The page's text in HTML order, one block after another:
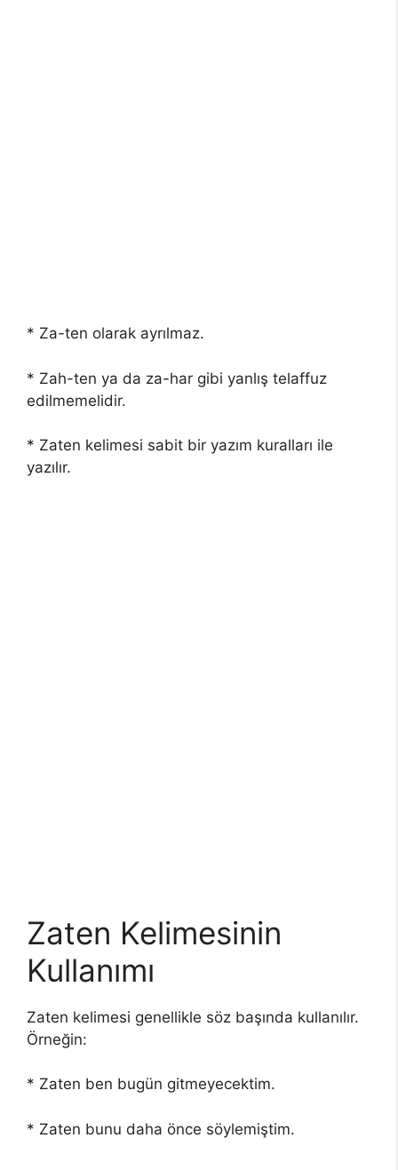
* Za-ten olarak ayrılmaz.
* Zah-ten ya da za-har gibi yanlış telaffuz
edilmemelidir.
* Zaten kelimesi sabit bir yazım kuralları ile
yazılır.
Zaten Kelimesinin
Kullanımı
Zaten kelimesi genellikle söz başında kullanılır.
Örneğin:
* Zaten ben bugün gitmeyecektim.
* Zaten bunu daha önce söylemiştim.